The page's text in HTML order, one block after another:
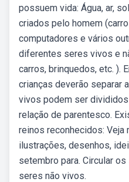
possuem vida: Água, ar,
criados pelo homem
computadores e vários
diferentes seres vivos e
carros, brinquedos, etc. ).
crianças deverão separar
vivos podem ser
relação de parentesco.
reinos reconhecidos: Veja
ilustrações, desenhos,
setembro para. Circular
seres não vivos.